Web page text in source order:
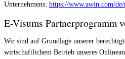
Unternehmens: https://www.awin.com/de/
E-Visums Partnerprogramm
Wir sind auf Grundlage unserer
wirtschaftlichem Betrieb unseres